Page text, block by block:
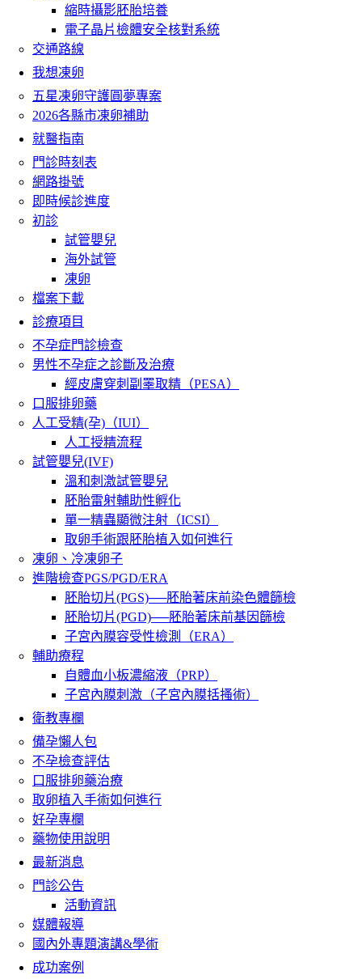
縮時攝影胚胎培養
電子晶片檢體安全核對系統
交通路線
我想凍卵
五星凍卵守護圓夢專案
2026各縣市凍卵補助
就醫指南
門診時刻表
網路掛號
即時候診進度
初診
試管嬰兒
海外試管
凍卵
檔案下載
診療項目
不孕症門診檢查
男性不孕症之診斷及治療
經皮膚穿刺副睪取精（PESA）
口服排卵藥
人工受精(孕)（IUI）
人工授精流程
試管嬰兒(IVF)
溫和刺激試管嬰兒
胚胎雷射輔助性孵化
單一精蟲顯微注射（ICSI）
取卵手術跟胚胎植入如何進行
凍卵、冷凍卵子
進階檢查PGS/PGD/ERA
胚胎切片(PGS)──胚胎著床前染色體篩檢
胚胎切片(PGD)──胚胎著床前基因篩檢
子宮內膜容受性檢測（ERA）
輔助療程
自體血小板濃縮液（PRP）
子宮內膜刺激（子宮內膜括搔術）
衛教專欄
備孕懶人包
不孕檢查評估
口服排卵藥治療
取卵植入手術如何進行
好孕專欄
藥物使用說明
最新消息
門診公告
活動資訊
媒體報導
國內外專題演講&學術
成功案例